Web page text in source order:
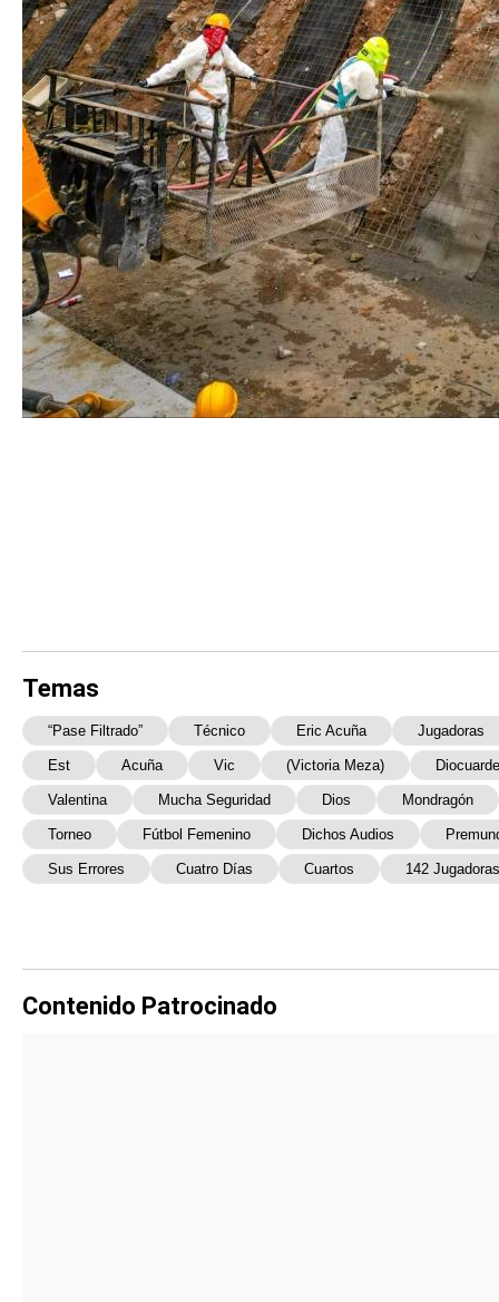
Temas
“Pase Filtrado” Técnico Eric Acuña Jugadoras
Est Acuña Vic (Victoria Meza) Diocuarde
Valentina Mucha Seguridad Dios Mondragón
Torneo Fútbol Femenino Dichos Audios
Sus Errores Cuatro Días Cuartos 142
Contenido Patrocinado